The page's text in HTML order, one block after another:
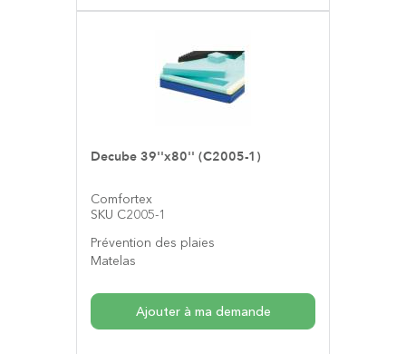
Decube 39''x80'' (C2005-1)
Comfortex
SKU C2005-1
Prévention des plaies
Matelas
Ajouter à ma demande